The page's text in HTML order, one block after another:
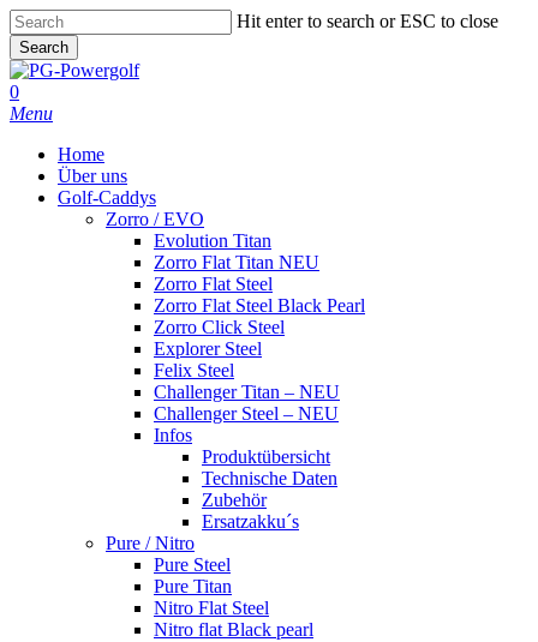
Skip
to
main
content
Hit enter to search or ESC to close
Search
Close
Search
0
Menu
Home
Über uns
Golf-Caddys
Zorro / EVO
Evolution Titan
Zorro Flat Titan NEU
Zorro Flat Steel
Zorro Flat Steel Black Pearl
Zorro Click Steel
Explorer Steel
Felix Steel
Challenger Titan – NEU
Challenger Steel – NEU
Infos
Produktübersicht
Technische Daten
Zubehör
Ersatzakku´s
Pure / Nitro
Pure Steel
Pure Titan
Nitro Flat Steel
Nitro flat Black pearl